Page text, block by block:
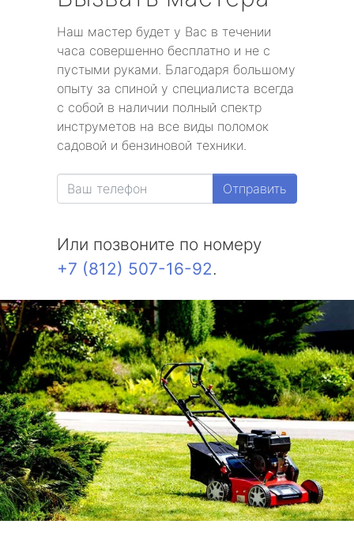
Наш мастер будет у Вас в течении
часа совершенно бесплатно и не с
пустыми руками. Благодаря большому
опыту за спиной у специалиста всегда
с собой в наличии полный спектр
инструметов на все виды поломок
садовой и бензиновой техники.
Отправить
Или позвоните по номеру
+7 (812) 507-16-92.